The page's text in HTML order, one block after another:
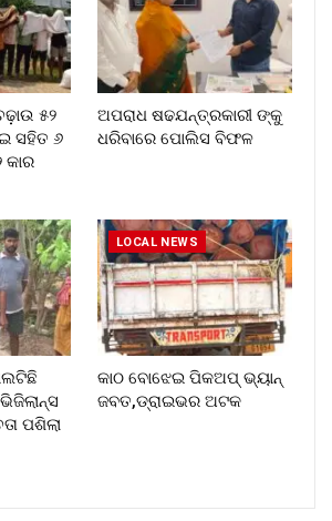
୫୨
ସହିତ ୬
ଅପରାଧ ଷଢଯନ୍ତ୍ରକାରୀ ଙ୍କୁ
ଧରିବାରେ ପୋଲିସ ବିଫଳ
ପଶିଲା
LOCAL NEWS
କାଠ ବୋଝେଇ ପିକଅପ୍ ଭ୍ୟାନ୍
ଜବତ,ଡ୍ରାଇଭର ଅଟକ